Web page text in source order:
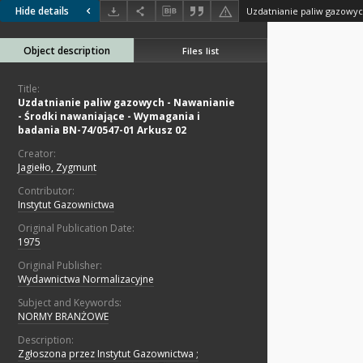
Hide details
Object description Files list
Title:
Uzdatnianie paliw gazowych - Nawanianie
- Środki nawaniające - Wymagania i
badania BN-74/0547-01 Arkusz 02
Creator:
Jagiełło, Zygmunt
Contributor:
Instytut Gazownictwa
Original Publication Date:
1975
Original Publisher:
Wydawnictwa Normalizacyjne
Subject and Keywords:
NORMY BRANŻOWE
Description:
Zgłoszona przez Instytut Gazownictwa ;